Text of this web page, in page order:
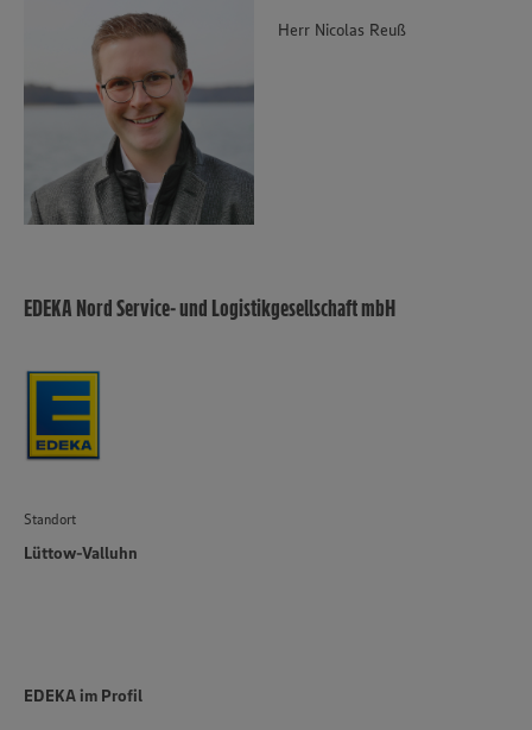
Herr Nicolas Reuß
EDEKA Nord Service- und Logistikgesellschaft mbH
Standort
Lüttow-Valluhn
EDEKA im Profil